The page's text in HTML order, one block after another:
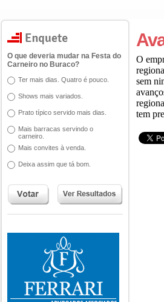
O que deveria mudar na Festa do
Carneiro no Buraco?
Ter mais dias. Quatro é pouco.
Shows mais variados.
Prato típico servido mais dias.
Mais barracas servindo o
carneiro.
Mais convites à venda.
Deixa assim que tá bom.
O
sem
tem